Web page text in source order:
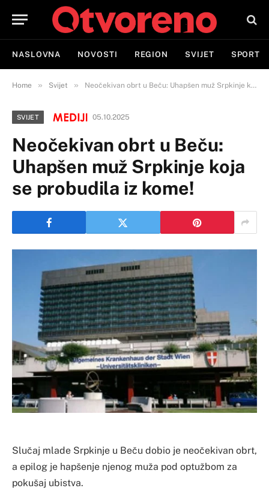
NASLOVNA NOVOSTI REGION SVIJET SPORT
Home » Svijet » Neočekivan obrt u Beču: Uhapšen muž Srpkinje koja se probudila iz kome!
SVIJET 05.10.2025
Neočekivan obrt u Beču:
Uhapšen muž Srpkinje koja
se probudila iz kome!
Slučaj mlade Srpkinje u Beču dobio je neočekivan obrt,
a epilog je hapšenje njenog muža pod optužbom za
pokušaj ubistva.